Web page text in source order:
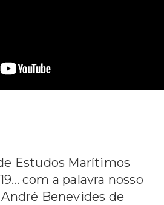
Estudos Marítimos
com a palavra nosso
Benevides de